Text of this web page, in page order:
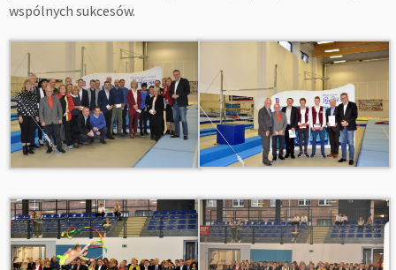
wspólnych sukcesów.